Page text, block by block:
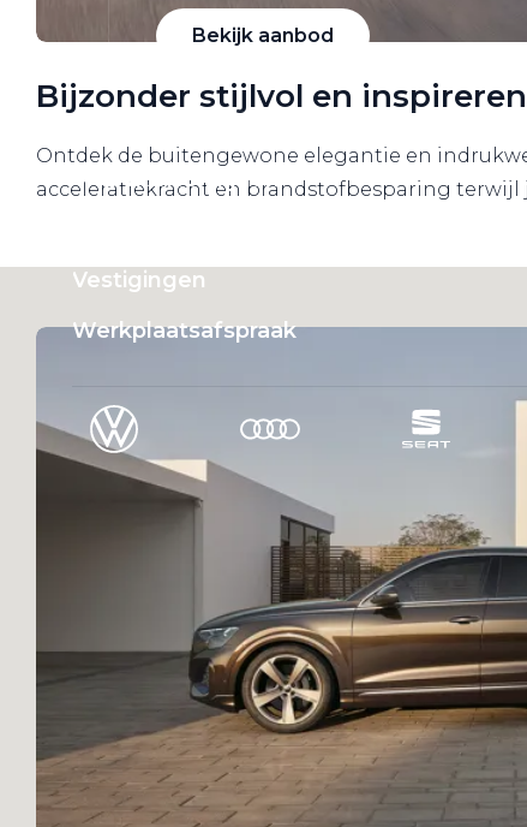
Bekijk aanbod
Elektrisch rijden
Vestigingen
Werkplaatsafspraak
Bijzonder stijlvol en
Ontdek de buitengewone elegantie en
acceleratiekracht en brandstofbesparing